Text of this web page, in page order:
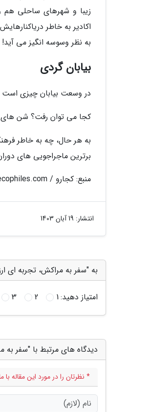
زیبا و شهرهای ساحلی هم
اکادیر به خاطر
به نظر وسوسه انگیز می آید!
بیابان گردی
در وسعت بیابان چیزی است
کجا می توان رفت؟ شن های
به هر حال، چه به خاطر
برترین ماجراجویی های
منبع: کجارو / ecophiles.com
انتشار: 19 آبان 1403
به "سفر به مراکش، تجربه ای
امتیاز دهید:1
2
3
دیدگاه های مرتبط با "سفر به
* نظرتان را در مورد این مقاله با